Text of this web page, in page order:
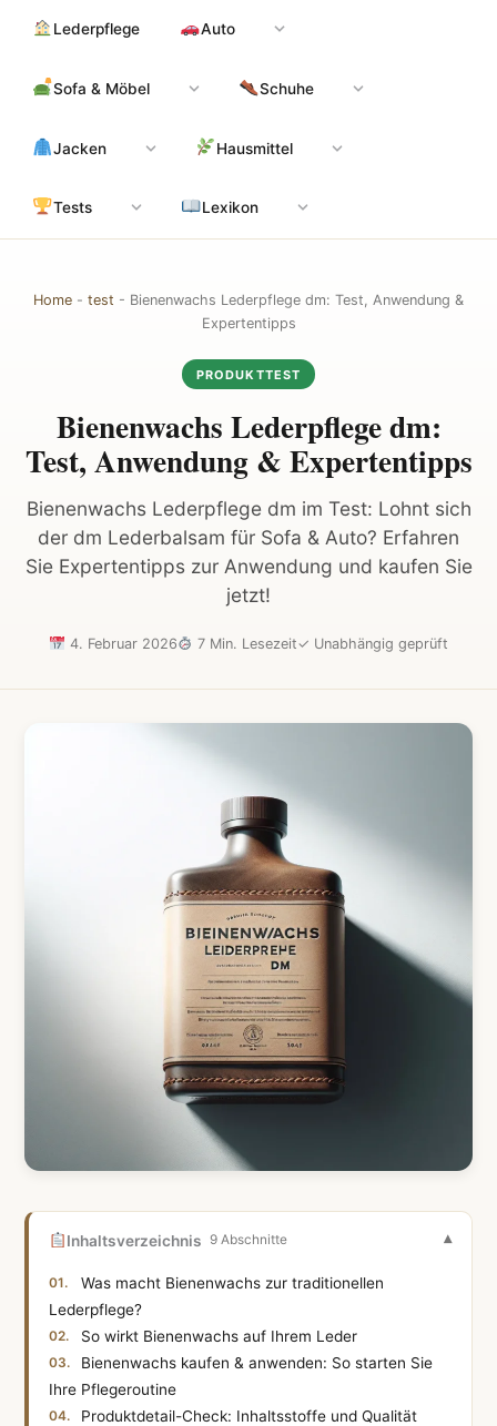
Inhalt
Lederpflege Auto
Sofa & Möbel Schuhe
Jacken Hausmittel
Tests Lexikon
Home - test - Bienenwachs Lederpflege dm: Test, Anwendung &
Expertentipps
PRODUKTTEST
Bienenwachs Lederpflege dm:
Test, Anwendung & Expertentipps
Bienenwachs Lederpflege dm im Test: Lohnt sich
der dm Lederbalsam für Sofa & Auto? Erfahren
Sie Expertentipps zur Anwendung und kaufen Sie
jetzt!
4. Februar 2026 7 Min. Lesezeit✓ Unabhängig geprüft
Inhaltsverzeichnis 9 Abschnitte
Was macht Bienenwachs zur traditionellen
Lederpflege?
So wirkt Bienenwachs auf Ihrem Leder
Bienenwachs kaufen & anwenden: So starten Sie
Ihre Pflegeroutine
Produktdetail-Check: Inhaltsstoffe und Qualität